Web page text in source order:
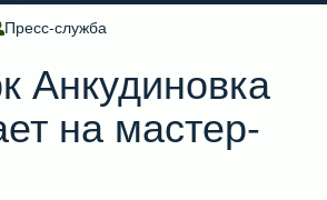
Пресс-служба
Анкудиновка
на мастер-